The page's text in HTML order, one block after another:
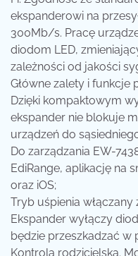
ekspanderowi na
300Mb/s. Pracę
diodom LED,
zależności od jakości
Główne zalety i funkcje
Dzięki kompaktowym
ekspander nie blokuje
urządzeń do
Do zarządzania EW-
EdiRange, aplikację na
oraz iOS;
Tryb uśpienia
Ekspander wyłączy
będzie przeszkadzać w
Kontrola rodzicielska.